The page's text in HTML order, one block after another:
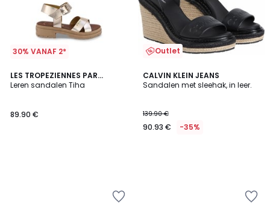
30% VANAF 2*
LES TROPEZIENNES PAR
M.BELARBI
Leren sandalen Tiha
89.90 €
Outlet
CALVIN KLEIN JEANS
Sandalen met sleehak, in leer.
139.90 €
90.93 € -35%